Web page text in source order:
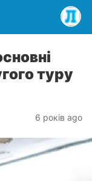
туру
6 років ago